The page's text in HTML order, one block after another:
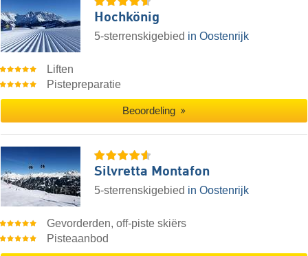
Hochkönig
5-sterrenskigebied in Oostenrijk
Liften
Pistepreparatie
Beoordeling
Silvretta Montafon
5-sterrenskigebied in Oostenrijk
Gevorderden, off-piste skiërs
Pisteaanbod